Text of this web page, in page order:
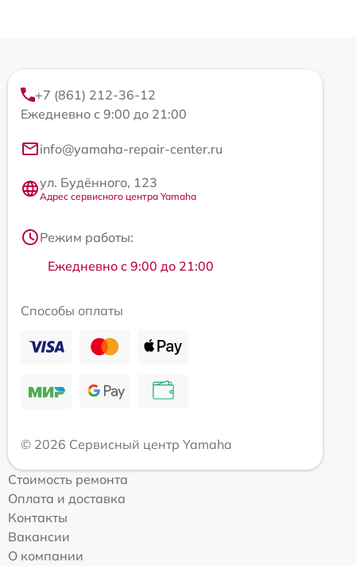
+7 (861) 212-36-12
Ежедневно с 9:00 до 21:00
info@yamaha-repair-center.ru
ул. Будённого, 123
Адрес сервисного центра Yamaha
Режим работы:
Ежедневно с 9:00 до 21:00
Способы оплаты
© 2026 Сервисный центр Yamaha
Стоимость ремонта
Оплата и доставка
Контакты
Вакансии
О компании